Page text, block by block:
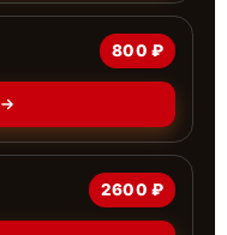
800 ₽
2600 ₽